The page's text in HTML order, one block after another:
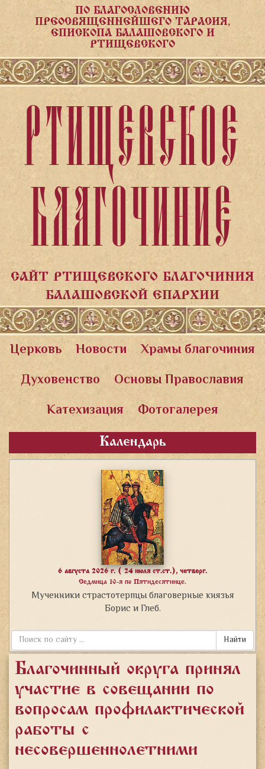
ПО БЛАГОСЛОВЕНИЮ
ПРЕОСВЯЩЕННЕЙШЕГО ТАРАСИЯ,
ЕПИСКОПА БАЛАШОВСКОГО И
РТИЩЕВСКОГО
РТИЩЕВСКОЕ
БЛАГОЧИНИЕ
САЙТ РТИЩЕВСКОГО БЛАГОЧИНИЯ
БАЛАШОВСКОЙ ЕПАРХИИ
Церковь Новости
Храмы благочиния
Духовенство
Основы Православия
Катехизация
Фотогалерея
Календарь
6 августа 2026 г. ( 24 июля ст.ст.), четверг.
Седмица 10-я по Пятидесятнице.
Мученники страстотерпцы благоверные князья
Борис и Глеб.
Найти
Благочинный округа принял
участие в совещании по
вопросам профилактической
работы с
несовершеннолетними